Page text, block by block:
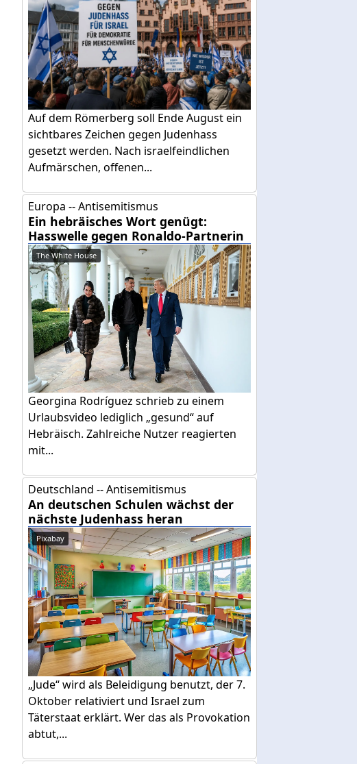
Auf dem Römerberg soll Ende August ein
sichtbares Zeichen gegen Judenhass
gesetzt werden. Nach israelfeindlichen
Aufmärschen, offenen...
Europa -- Antisemitismus
Ein hebräisches Wort genügt:
Hasswelle gegen Ronaldo-Partnerin
The White House
Georgina Rodríguez schrieb zu einem
Urlaubsvideo lediglich „gesund“ auf
Hebräisch. Zahlreiche Nutzer reagierten
mit...
Deutschland -- Antisemitismus
An deutschen Schulen wächst der
nächste Judenhass heran
Pixabay
„Jude“ wird als Beleidigung benutzt, der 7.
Oktober relativiert und Israel zum
Täterstaat erklärt. Wer das als Provokation
abtut,...